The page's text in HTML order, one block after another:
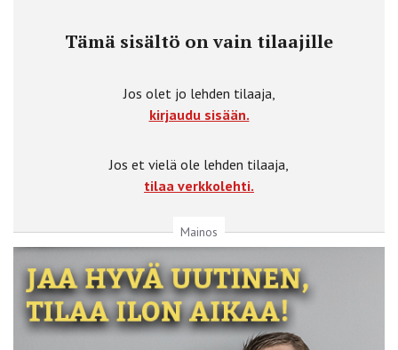
Tämä sisältö on vain tilaajille
Jos olet jo lehden tilaaja,
kirjaudu sisään.
Jos et vielä ole lehden tilaaja,
tilaa verkkolehti.
Mainos